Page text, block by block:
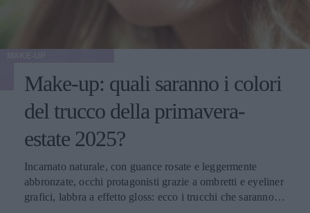
Make-up: quali saranno i colori
del trucco della primavera-
estate 2025?
Incarnato naturale, con guance rosate e leggermente
abbronzate, occhi protagonisti grazie a ombretti e eyeliner
grafici, labbra a effetto gloss: ecco i trucchi che saranno